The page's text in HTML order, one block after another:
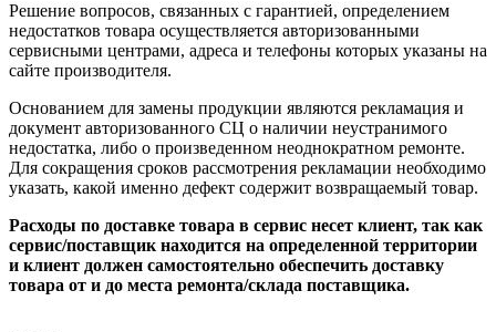
Решение вопросов, связанных с гарантией, определением
недостатков товара осуществляется авторизованными
сервисными центрами, адреса и телефоны которых указаны на
сайте производителя.
Основанием для замены продукции являются рекламация и
документ авторизованного СЦ о наличии неустранимого
недостатка, либо о произведенном неоднократном ремонте.
Для сокращения сроков рассмотрения рекламации необходимо
указать, какой именно дефект содержит возвращаемый товар.
Расходы по доставке товара в сервис несет клиент, так как
сервис/поставщик находится на определенной территории
и клиент должен самостоятельно обеспечить доставку
товара от и до места ремонта/склада поставщика.